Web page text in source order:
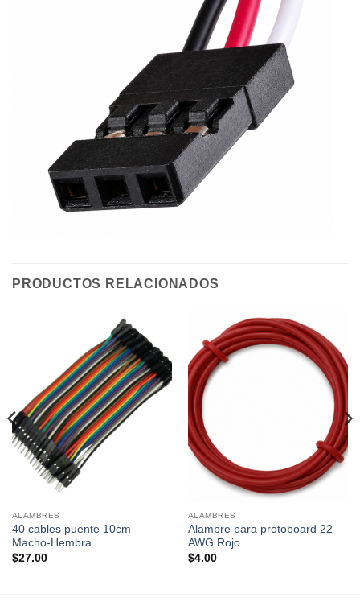
PRODUCTOS RELACIONADOS
ALAMBRES
40 cables puente 10cm
Macho-Hembra
$27.00
ALAMBRES
Alambre para protoboard 22
AWG Rojo
$4.00